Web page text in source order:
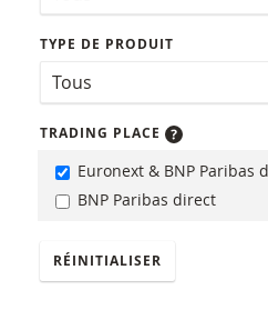
TYPE DE PRODUIT
TRADING PLACE
Euronext & BNP Paribas
BNP Paribas direct
RÉINITIALISER